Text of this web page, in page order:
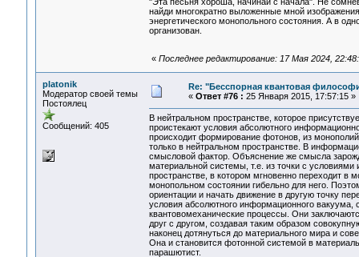
найди многократно выложенные мной
энергетического монопольного состояния. А в
организован.
« Последнее редактирование: 17 Мая 2024,
platonik
Модератор своей темы
Постоялец
Сообщений: 405
Re: "Бесспорная квантовая
« Ответ #76 : 25 Января 2015, 17:57:15 »
В нейтральном пространстве, которое
проистекают условия абсолютного
происходит формирование фотонов, из
только в нейтральном пространстве. В
смысловой фактор. Объяснение же смысла
материальной системы, т.е. из точки с
пространстве, в котором мгновенно переходит в
монопольном состоянии гибельно для него.
ориентации и начать движение в другую точку
условия абсолютного информационного вакуума,
квантовомеханические процессы. Они
друг с другом, создавая таким образом
наконец дотянуться до материального мира и
Она и становится фотонной системой в
парашютист.